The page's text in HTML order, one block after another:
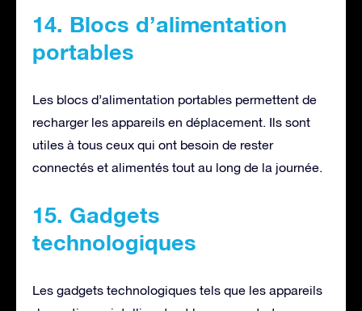
14. Blocs d’alimentation
portables
Les blocs d’alimentation portables permettent de
recharger les appareils en déplacement. Ils sont
utiles à tous ceux qui ont besoin de rester
connectés et alimentés tout au long de la journée.
15. Gadgets
technologiques
Les gadgets technologiques tels que les appareils